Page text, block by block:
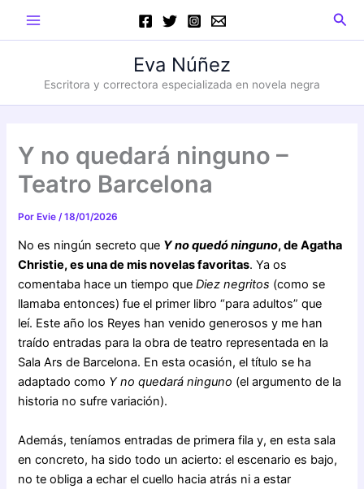
Main
Menu
Eva Núñez
Escritora y correctora especializada en novela negra
Y no quedará ninguno –
Teatro Barcelona
PorEvie /18/01/2026
No es ningún secreto que Y no quedó ninguno, de Agatha
Christie, es una de mis novelas favoritas. Ya os
comentaba hace un tiempo queDiez negritos (como se
llamaba entonces) fue el primer libro “para adultos” que
leí. Este año los Reyes han venido generosos y me han
traído entradas para la obra de teatro representada en la
Sala Ars de Barcelona. En esta ocasión, el título se ha
adaptado como Y no quedará ninguno (el argumento de la
historia no sufre variación).
Además, teníamos entradas de primera fila y, en esta sala
en concreto, ha sido todo un acierto: el escenario es bajo,
no te obliga a echar el cuello hacia atrás ni a estar